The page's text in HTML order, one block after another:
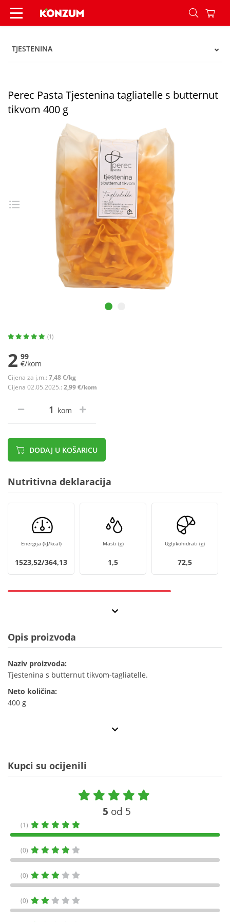
Perec Pasta Tjestenina tagliatelle s butternut
TJESTENINA
Perec Pasta Tjestenina tagliatelle s butternut
tikvom 400 g
(1)
2 99
€/kom
Cijena za j.m.: 7,48 €/kg
Cijena 02.05.2025.: 2,99 €/kom
kom
DODAJ U KOŠARICU
Nutritivna deklaracija
Energija (kJ/kcal)
1523,52/364,13
Masti (g)
1,5
Ugljikohidrati (g)
72,5
Opis proizvoda
Naziv proizvoda:
Tjestenina s butternut tikvom-tagliatelle.
Neto količina:
400 g
Kupci su ocijenili
5 od 5
(1)
(0)
(0)
(0)